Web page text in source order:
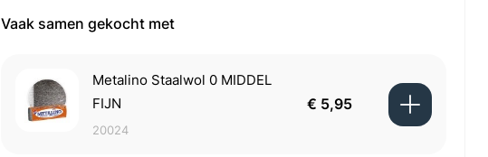
Vaak samen gekocht met
Metalino Staalwol 0 MIDDEL
FIJN
20024
€ 5,95